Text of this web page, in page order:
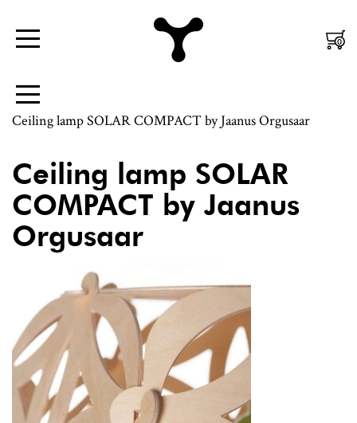
Jaanus
Mobiili
Menüü 0
Külgpaani
navigatsioon
Menüü
Ceiling lamp SOLAR COMPACT by Jaanus Orgusaar
Ceiling lamp SOLAR
COMPACT by Jaanus
Orgusaar